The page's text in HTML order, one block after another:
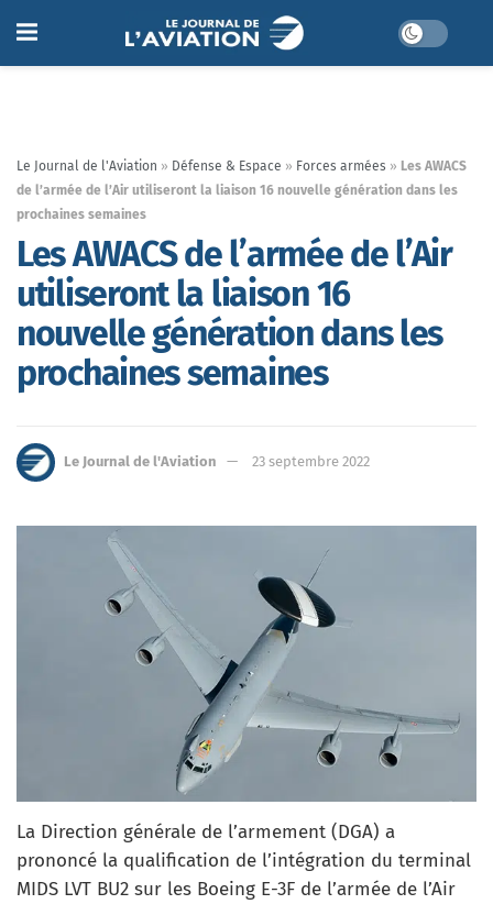
Le Journal de l'Aviation » Défense & Espace » Forces armées » Les AWACS
de l’armée de l’Air utiliseront la liaison 16 nouvelle génération dans les
prochaines semaines
Les AWACS de l’armée de l’Air
utiliseront la liaison 16
nouvelle génération dans les
prochaines semaines
Le Journal de l'Aviation 23 septembre 2022
La Direction générale de l’armement (DGA) a
prononcé la qualification de l’intégration du terminal
MIDS LVT BU2 sur les Boeing E-3F de l’armée de l’Air